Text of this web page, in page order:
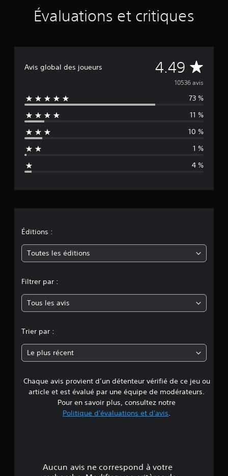
Évaluations et critiques
Avis global des joueurs 4.49 É
v
a
u
a
m
y
e
n
e
d
10536 avis
73 %
11 %
10 %
1 %
4 %
Éditions :
Toutes les éditions
Filtrer par :
Tous les avis
Trier par :
Le plus récent
Chaque avis provient d’un détenteur vérifié de ce jeu ou
article et est évalué par une équipe de modérateurs.
Pour en savoir plus, consultez notre
Politique d'évaluations et d'avis.
Aucun avis ne correspond à votre